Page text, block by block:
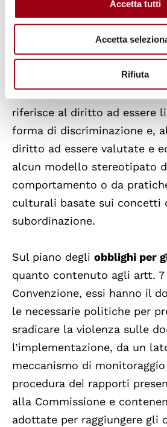
Accetta tutti
Accetta
Rifiuta
il diritto di accedere ai
proprio paese e di
conduzione degli affari
livello decisionale.
riferisce al diritto ad essere
forma di discriminazione e,
diritto ad essere valutate e
alcun modello stereotipato
comportamento o da
culturali basate sui concetti
subordinazione.
Sul piano degli obblighi per
quanto contenuto agli artt.
Convenzione, essi hanno il
le necessarie politiche per
sradicare la violenza sulle
l’implementazione, da un
meccanismo di
procedura dei rapporti
alla Commissione e
adottate per raggiungere gli